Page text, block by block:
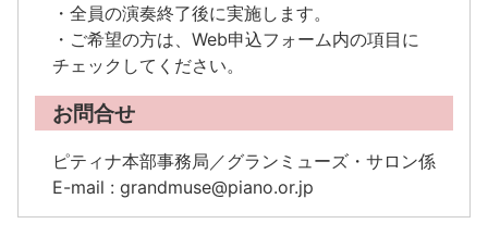
・全員の演奏終了後に実施します。
・ご希望の方は、Web申込フォーム内の項目に
チェックしてください。
お問合せ
ピティナ本部事務局／グランミューズ・サロン係
E-mail : grandmuse@piano.or.jp